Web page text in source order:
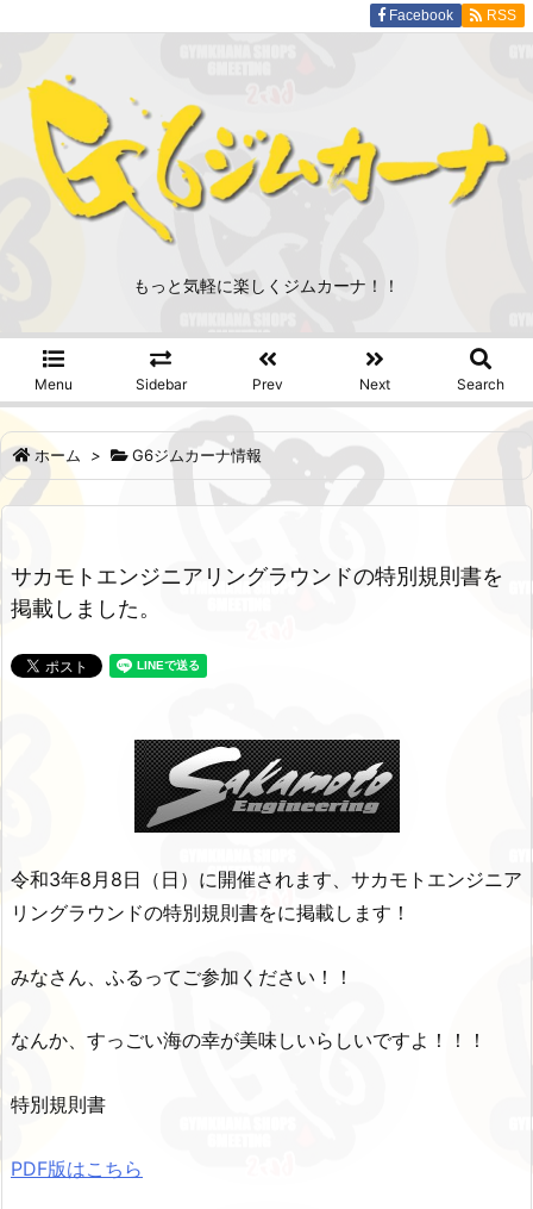
もっと気軽に楽しくジムカーナ！！
Menu Sidebar Prev Next Search
Facebook RSS
ホーム > G6ジムカーナ情報
サカモトエンジニアリングラウンドの特別規則書を
掲載しました。
令和3年8月8日（日）に開催されます、サカモトエンジニア
リングラウンドの特別規則書をに掲載します！
みなさん、ふるってご参加ください！！
なんか、すっごい海の幸が美味しいらしいですよ！！！
特別規則書
PDF版はこちら